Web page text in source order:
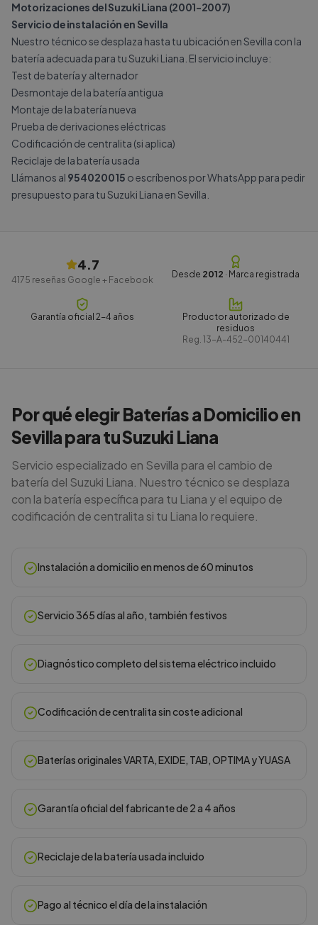
Motorizaciones del Suzuki Liana (2001-2007)
Servicio de instalación en Sevilla
Nuestro técnico se desplaza hasta tu ubicación en Sevilla con la
batería adecuada para tu Suzuki Liana. El servicio incluye:
Test de batería y alternador
Desmontaje de la batería antigua
Montaje de la batería nueva
Prueba de derivaciones eléctricas
Codificación de centralita (si aplica)
Reciclaje de la batería usada
Llámanos al 954020015 o escríbenos porWhatsApp para pedir
presupuesto para tu Suzuki Liana en Sevilla.
4.7
4175 reseñas Google + Facebook
Desde 2012 · Marca registrada
Garantía oficial 2-4 años
Productor autorizado de
residuos
Reg. 13-A-452-00140441
Por qué elegir Baterías a Domicilio en
Sevilla para tu Suzuki Liana
Servicio especializado en Sevilla para el cambio de
batería del Suzuki Liana. Nuestro técnico se desplaza
con la batería específica para tu Liana y el equipo de
codificación de centralita si tu Liana lo requiere.
Instalación a domicilio en menos de 60 minutos
Servicio 365 días al año, también festivos
Diagnóstico completo del sistema eléctrico incluido
Codificación de centralita sin coste adicional
Baterías originales VARTA, EXIDE, TAB, OPTIMA y YUASA
Garantía oficial del fabricante de 2 a 4 años
Reciclaje de la batería usada incluido
Pago al técnico el día de la instalación